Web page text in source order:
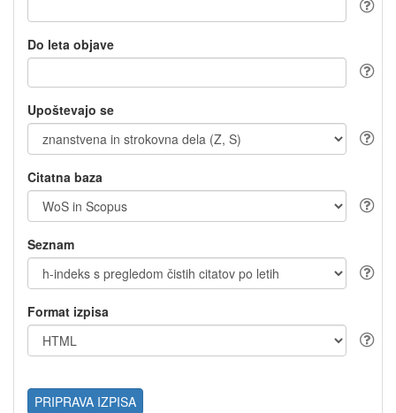
Do leta objave
Upoštevajo se
Citatna baza
Seznam
Format izpisa
PRIPRAVA IZPISA